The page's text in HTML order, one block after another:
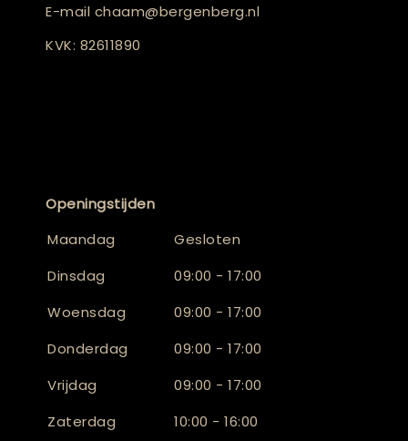
E-mail chaam@bergenberg.nl
KVK: 82611890
Openingstijden
Maandag
Gesloten
Dinsdag
09:00 - 17:00
Woensdag
09:00 - 17:00
Donderdag
09:00 - 17:00
Vrijdag
09:00 - 17:00
Zaterdag
10:00 - 16:00